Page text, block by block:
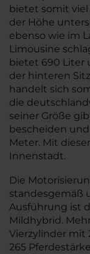
bietet somit viel
der Höhe
ebenso wie im
Limousine
bietet 690 Liter
der hinteren
handelt sich
die
seiner Größe
bescheiden
Meter. Mit
Innenstadt.
Die
standesgemäß
Ausführung ist
Mildhybrid.
Vierzylinder mit
265